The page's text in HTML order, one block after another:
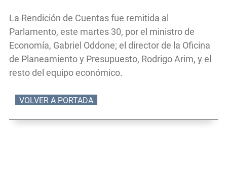
La Rendición de Cuentas fue remitida al
Parlamento, este martes 30, por el ministro de
Economía, Gabriel Oddone; el director de la Oficina
de Planeamiento y Presupuesto, Rodrigo Arim, y el
resto del equipo económico.
VOLVER A PORTADA